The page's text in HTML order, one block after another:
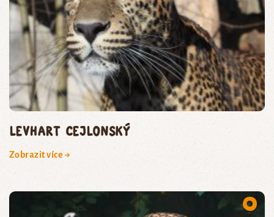
levhart cejlonský
Zobrazit více →